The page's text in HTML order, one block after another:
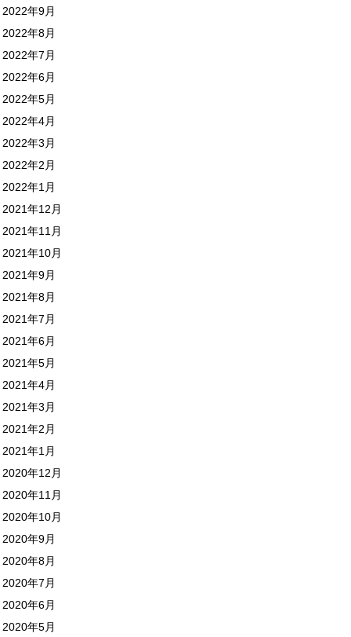
2022年9月
2022年8月
2022年7月
2022年6月
2022年5月
2022年4月
2022年3月
2022年2月
2022年1月
2021年12月
2021年11月
2021年10月
2021年9月
2021年8月
2021年7月
2021年6月
2021年5月
2021年4月
2021年3月
2021年2月
2021年1月
2020年12月
2020年11月
2020年10月
2020年9月
2020年8月
2020年7月
2020年6月
2020年5月